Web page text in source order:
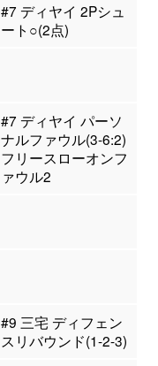
#7 ディヤイ 2Pシュ
ート○(2点)
#7 ディヤイ パーソ
ナルファウル(3-6:2)
フリースローオンフ
ァウル2
#9 三宅 ディフェン
スリバウンド(1-2-3)